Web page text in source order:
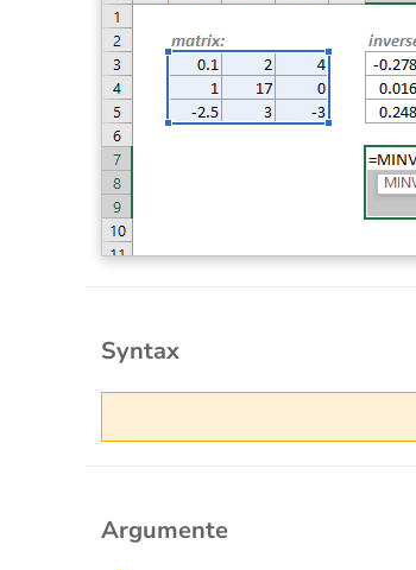
Syntax
Argumente